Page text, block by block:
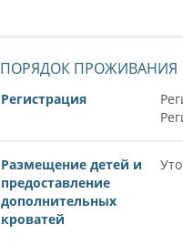
ПОРЯДОК ПРОЖИВАНИЯ
Регистрация
Размещение детей и
предоставление
дополнительных
кроватей